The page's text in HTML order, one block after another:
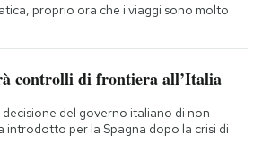
proprio ora che i viaggi sono molto
controlli di frontiera all’Italia
del governo italiano di non
introdotto per la Spagna dopo la crisi di